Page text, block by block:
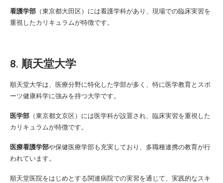
看護学部 （東京都大田区）には看護学科があり、現場での臨床実習を
重視したカリキュラムが特徴です。
8. 順天堂大学
順天堂大学は、医療分野に特化した学部が多く、特に医学教育とスポ
ーツ健康科学に強みを持つ大学です。
医学部 （東京都文京区）には医学科が設置され、臨床実習を重視した
カリキュラムが特徴です。
医療看護学部や保健医療学部も充実しており、多職種連携の教育が行
われています。
順天堂医院をはじめとする関連病院での実習を通じて、実践的なスキ